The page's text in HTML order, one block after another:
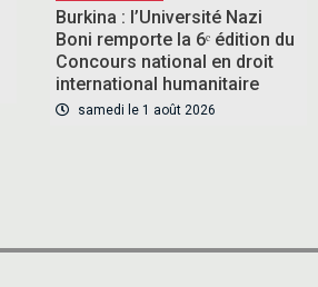
Burkina : l’Université Nazi
Boni remporte la 6ᵉ édition du
Concours national en droit
international humanitaire
samedi le 1 août 2026